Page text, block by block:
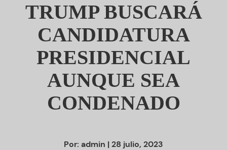
TRUMP BUSCARÁ
CANDIDATURA
PRESIDENCIAL
AUNQUE SEA
CONDENADO
Por: admin | 28 julio, 2023